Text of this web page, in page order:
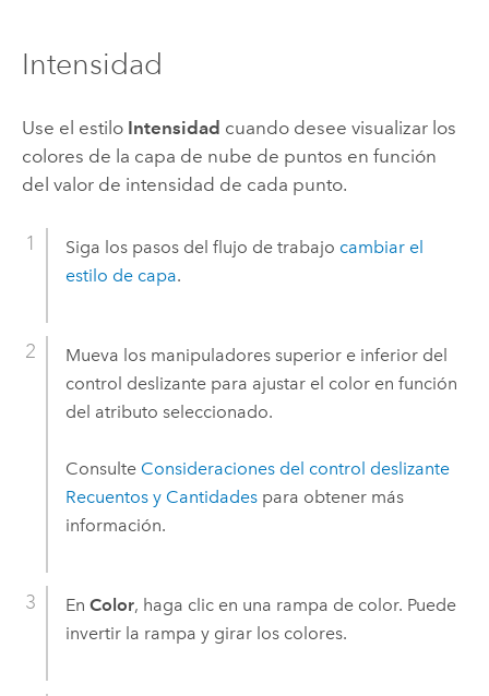
Intensidad
Use el estilo Intensidad cuando desee visualizar los
colores de la capa de nube de puntos en función
del valor de intensidad de cada punto.
Siga los pasos del flujo de trabajo cambiar el
estilo de capa.
Mueva los manipuladores superior e inferior del
control deslizante para ajustar el color en función
del atributo seleccionado.
Consulte Consideraciones del control deslizante
Recuentos y Cantidadespara obtener más
información.
En Color, haga clic en una rampa de color. Puede
invertir la rampa y girar los colores.